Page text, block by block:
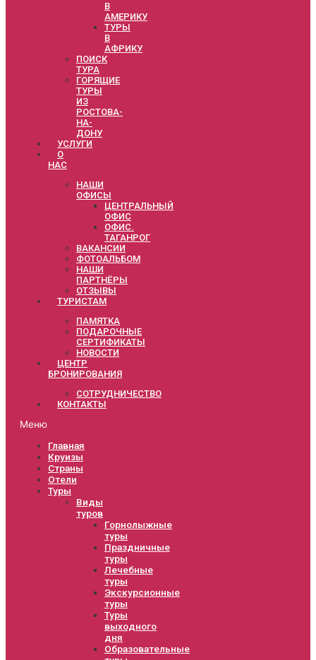
В
АМЕРИКУ
ТУРЫ
В
АФРИКУ
ПОИСК
ТУРА
ГОРЯЩИЕ
ТУРЫ
ИЗ
РОСТОВА-
НА-
ДОНУ
УСЛУГИ
О
НАС
НАШИ
ОФИСЫ
ЦЕНТРАЛЬНЫЙ
ОФИС
ОФИС.
ТАГАНРОГ
ВАКАНСИИ
ФОТОАЛЬБОМ
НАШИ
ПАРТНЁРЫ
ОТЗЫВЫ
ТУРИСТАМ
ПАМЯТКА
ПОДАРОЧНЫЕ
СЕРТИФИКАТЫ
НОВОСТИ
ЦЕНТР
БРОНИРОВАНИЯ
СОТРУДНИЧЕСТВО
КОНТАКТЫ
Меню
Главная
Круизы
Страны
Отели
Туры
Виды
туров
Горнолыжные
туры
Праздничные
туры
Лечебные
туры
Экскурсионные
туры
Туры
выходного
дня
Образовательные